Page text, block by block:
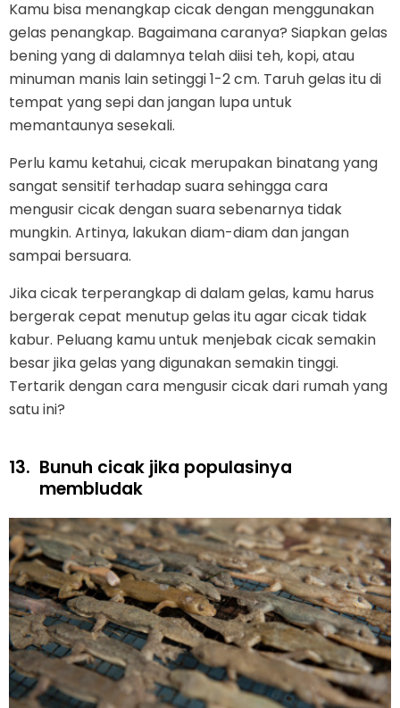
Kamu bisa menangkap cicak dengan menggunakan
gelas penangkap. Bagaimana caranya? Siapkan gelas
bening yang di dalamnya telah diisi teh, kopi, atau
minuman manis lain setinggi 1-2 cm. Taruh gelas itu di
tempat yang sepi dan jangan lupa untuk
memantaunya sesekali.
Perlu kamu ketahui, cicak merupakan binatang yang
sangat sensitif terhadap suara sehingga cara
mengusir cicak dengan suara sebenarnya tidak
mungkin. Artinya, lakukan diam-diam dan jangan
sampai bersuara.
Jika cicak terperangkap di dalam gelas, kamu harus
bergerak cepat menutup gelas itu agar cicak tidak
kabur. Peluang kamu untuk menjebak cicak semakin
besar jika gelas yang digunakan semakin tinggi.
Tertarik dengan cara mengusir cicak dari rumah yang
satu ini?
13. Bunuh cicak jika populasinya
membludak